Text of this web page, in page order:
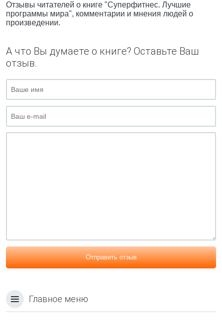
Отзывы читателей о книге "Суперфитнес. Лучшие
программы мира", комментарии и мнения людей о
произведении.
А что Вы думаете о книге? Оставьте Ваш
отзыв.
Отправить отзыв
Главное меню